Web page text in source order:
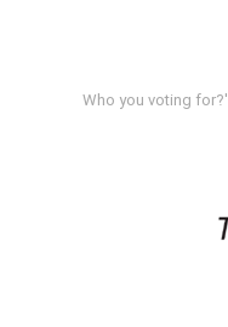
Who you voting